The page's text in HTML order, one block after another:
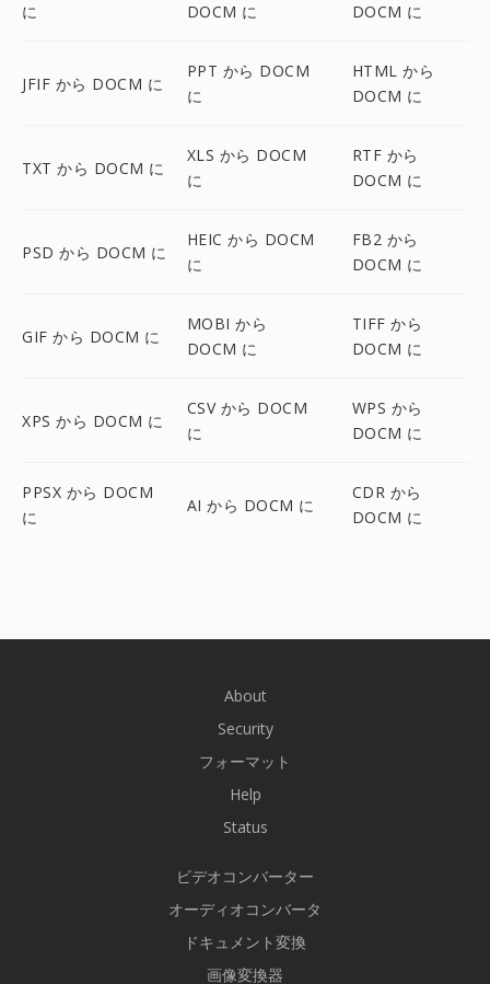
に
DOCM に
DOCM に
JFIF から DOCM に
PPT から DOCM
に
HTML から
DOCM に
TXT から DOCM に
XLS から DOCM
に
RTF から
DOCM に
PSD から DOCM に
HEIC から DOCM
に
FB2 から
DOCM に
GIF から DOCM に
MOBI から
DOCM に
TIFF から
DOCM に
XPS から DOCM に
CSV から DOCM
に
WPS から
DOCM に
PPSX から DOCM
に
AI から DOCM に
CDR から
DOCM に
About
Security
フォーマット
Help
Status
ビデオコンバーター
オーディオコンバータ
ドキュメント変換
画像変換器